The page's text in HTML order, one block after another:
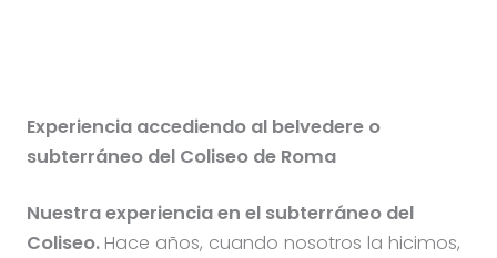
Experiencia accediendo al belvedere o
subterráneo del Coliseo de Roma
Nuestra experiencia en el subterráneo del
Coliseo. Hace años, cuando nosotros la hicimos,